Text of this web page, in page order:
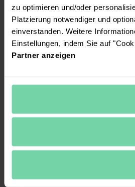
zu optimieren und/oder
Platzierung notwendiger und
einverstanden. Weitere
Einstellungen, indem Sie auf
Partner anzeigen